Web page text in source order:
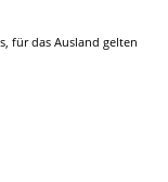
für das Ausland gelten